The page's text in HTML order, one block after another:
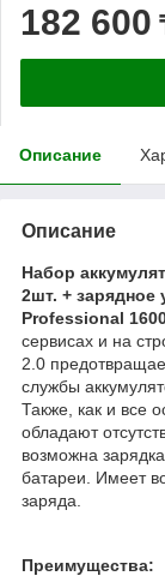
182 600
Описание
Описание
Набор
2шт. + зарядное
Professional
сервисах и на
2.0
службы
Также, как и все
обладают
возможна
батареи. Имеет
заряда.
Преимущества: